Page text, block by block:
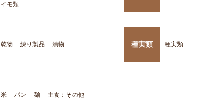
イモ類
乾物 練り製品 漬物 種実類 種実類
米 パン 麺 主食：その他